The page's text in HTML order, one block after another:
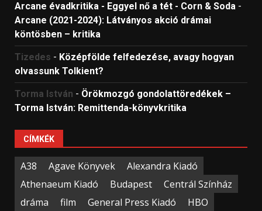
Arcane évadkritika - Eggyel nő a tét - Corn & Soda -
Arcane (2021-2024): Látványos akció drámai
köntösben – kritika
Tizedes - Középfölde felfedezése, avagy hogyan
olvassunk Tolkient?
Torma István - Örökmozgó gondolattöredékek –
Torma István: Remittenda-könyvkritika
CÍMKÉK
A38 Agave Könyvek
Alexandra Kiadó
Athenaeum Kiadó
Budapest
Centrál Színház
dráma
film General Press Kiadó
HBO